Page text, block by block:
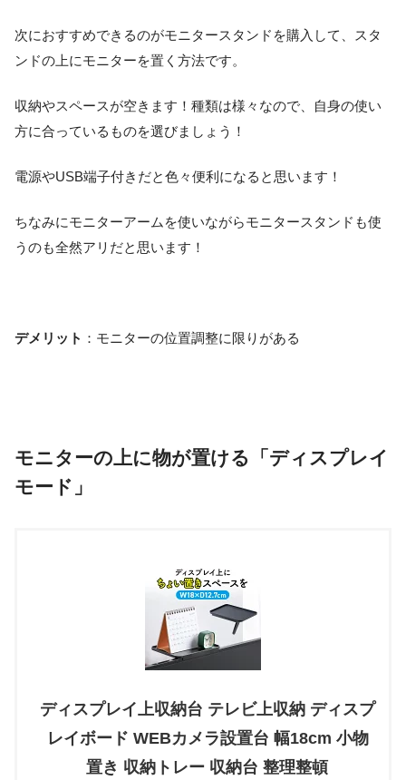
次におすすめできるのがモニタースタンドを購入して、スタ
ンドの上にモニターを置く方法です。
収納やスペースが空きます！種類は様々なので、自身の使い
方に合っているものを選びましょう！
電源やUSB端子付きだと色々便利になると思います！
ちなみにモニターアームを使いながらモニタースタンドも使
うのも全然アリだと思います！
デメリット ：モニターの位置調整に限りがある
モニターの上に物が置ける「ディスプレイ
モード」
ディスプレイ上収納台 テレビ上収納 ディスプ
レイボード WEBカメラ設置台 幅18cm 小物
置き 収納トレー 収納台 整理整頓